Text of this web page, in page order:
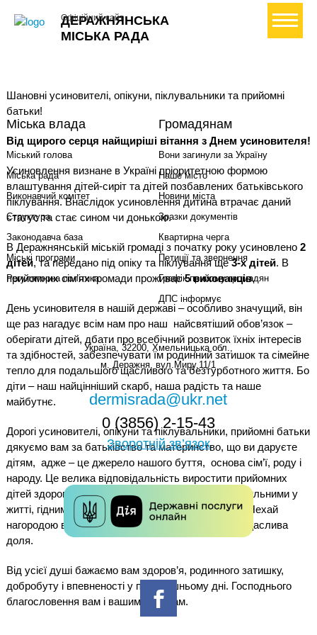
ДЕРАЖНЯНСЬКА
МІСЬКА РАДА
Офіційний сайт+ Створити петицію
Шановні усиновителі, опікуни, піклувальники та прийомні
батьки!
Від щирого серця найщиріші вітання з Днем усиновителя!
Усиновлення визнане в Україні пріоритетною формою
влаштування дітей-сиріт та дітей позбавлених батьківського
піклування. Внаслідок усиновлення дитина втрачає даний
статус та стає сином чи донькою.
В Деражнянській міській громаді з початку року усиновлено 2
дітей, та передано під опіку та піклування ще3-х дітей. В
прийомних сім’ях громади проживає5 вихованців.
День усиновителя в нашій державі – особливо значущий, він
ще раз нагадує всім нам про наш найсвятіший обов’язок –
оберігати дітей, дбати про всебічний розвиток їхніх інтересів
та здібностей, забезпечувати їм родинний затишок та сімейне
тепло для подальшого щасливого та безтурботного життя. Бо
діти – наш найцінніший скарб, наша радість та наше
майбутнє.
Дорогі усиновителі, опікуни та піклувальники, прийомні батьки
дякуємо вам за батьківство та материнство, що ви даруєте
дітям, адже – це джерело нашого буття, основа сім’ї, роду і
народу. Це велика відповідальність виростити прийомних
дітей здоровими фізично і морально, добрими й сильними у
житті, гідними громадянами української держави. Нехай
нагородою вам стане любов ваших дітей та їхня щаслива
доля.
Від усієї душі бажаємо вам здоров’я, родинного затишку,
добробуту і впевненості у прийдешньому дні. Господнього
благословення вам і вашим родинам.
Міська влада
Міський голова
Міська рада
Виконавчий комітет
Структура
Законодавча база
Міські програми
Регуляторна політика
Громадянам
Вони загинули за Україну
Наше місто
Новини міста
Зразки документів
Квартирна черга
Петиції та звернення
Графік прийому громадян
ДПС інформує
Україна, 32200, Хмельницька обл.,
м. Деражня, вул.Миру,11/1
dermisrada@ukr.net
0 (3856) 2-15-43
Зворотній зв’язок